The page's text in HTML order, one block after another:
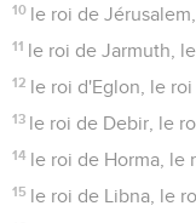
10 le roi de
11 le roi de Jarmuth,
12 le roi d'Eglon, le roi
13 le roi de Debir, le
14 le roi de Horma, le
15 le roi de Libna, le